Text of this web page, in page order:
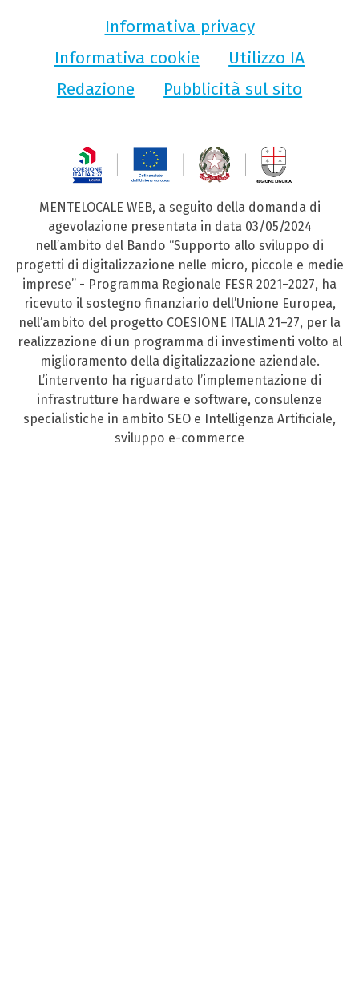
Informativa privacy
Informativa cookie
Utilizzo IA
Redazione
Pubblicità sul sito
MENTELOCALE WEB, a seguito della domanda di
agevolazione presentata in data 03/05/2024
nell’ambito del Bando “Supporto allo sviluppo di
progetti di digitalizzazione nelle micro, piccole e medie
imprese” - Programma Regionale FESR 2021–2027, ha
ricevuto il sostegno finanziario dell’Unione Europea,
nell’ambito del progetto COESIONE ITALIA 21–27, per la
realizzazione di un programma di investimenti volto al
miglioramento della digitalizzazione aziendale.
L’intervento ha riguardato l’implementazione di
infrastrutture hardware e software, consulenze
specialistiche in ambito SEO e Intelligenza Artificiale,
sviluppo e-commerce